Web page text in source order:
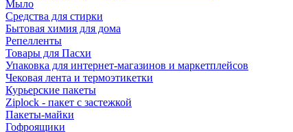
Мыло
Средства для стирки
Бытовая химия для дома
Репелленты
Товары для Пасхи
Упаковка для интернет-магазинов и маркетплейсов
Чековая лента и термоэтикетки
Курьерские пакеты
Ziplock - пакет с застежкой
Пакеты-майки
Гофроящики